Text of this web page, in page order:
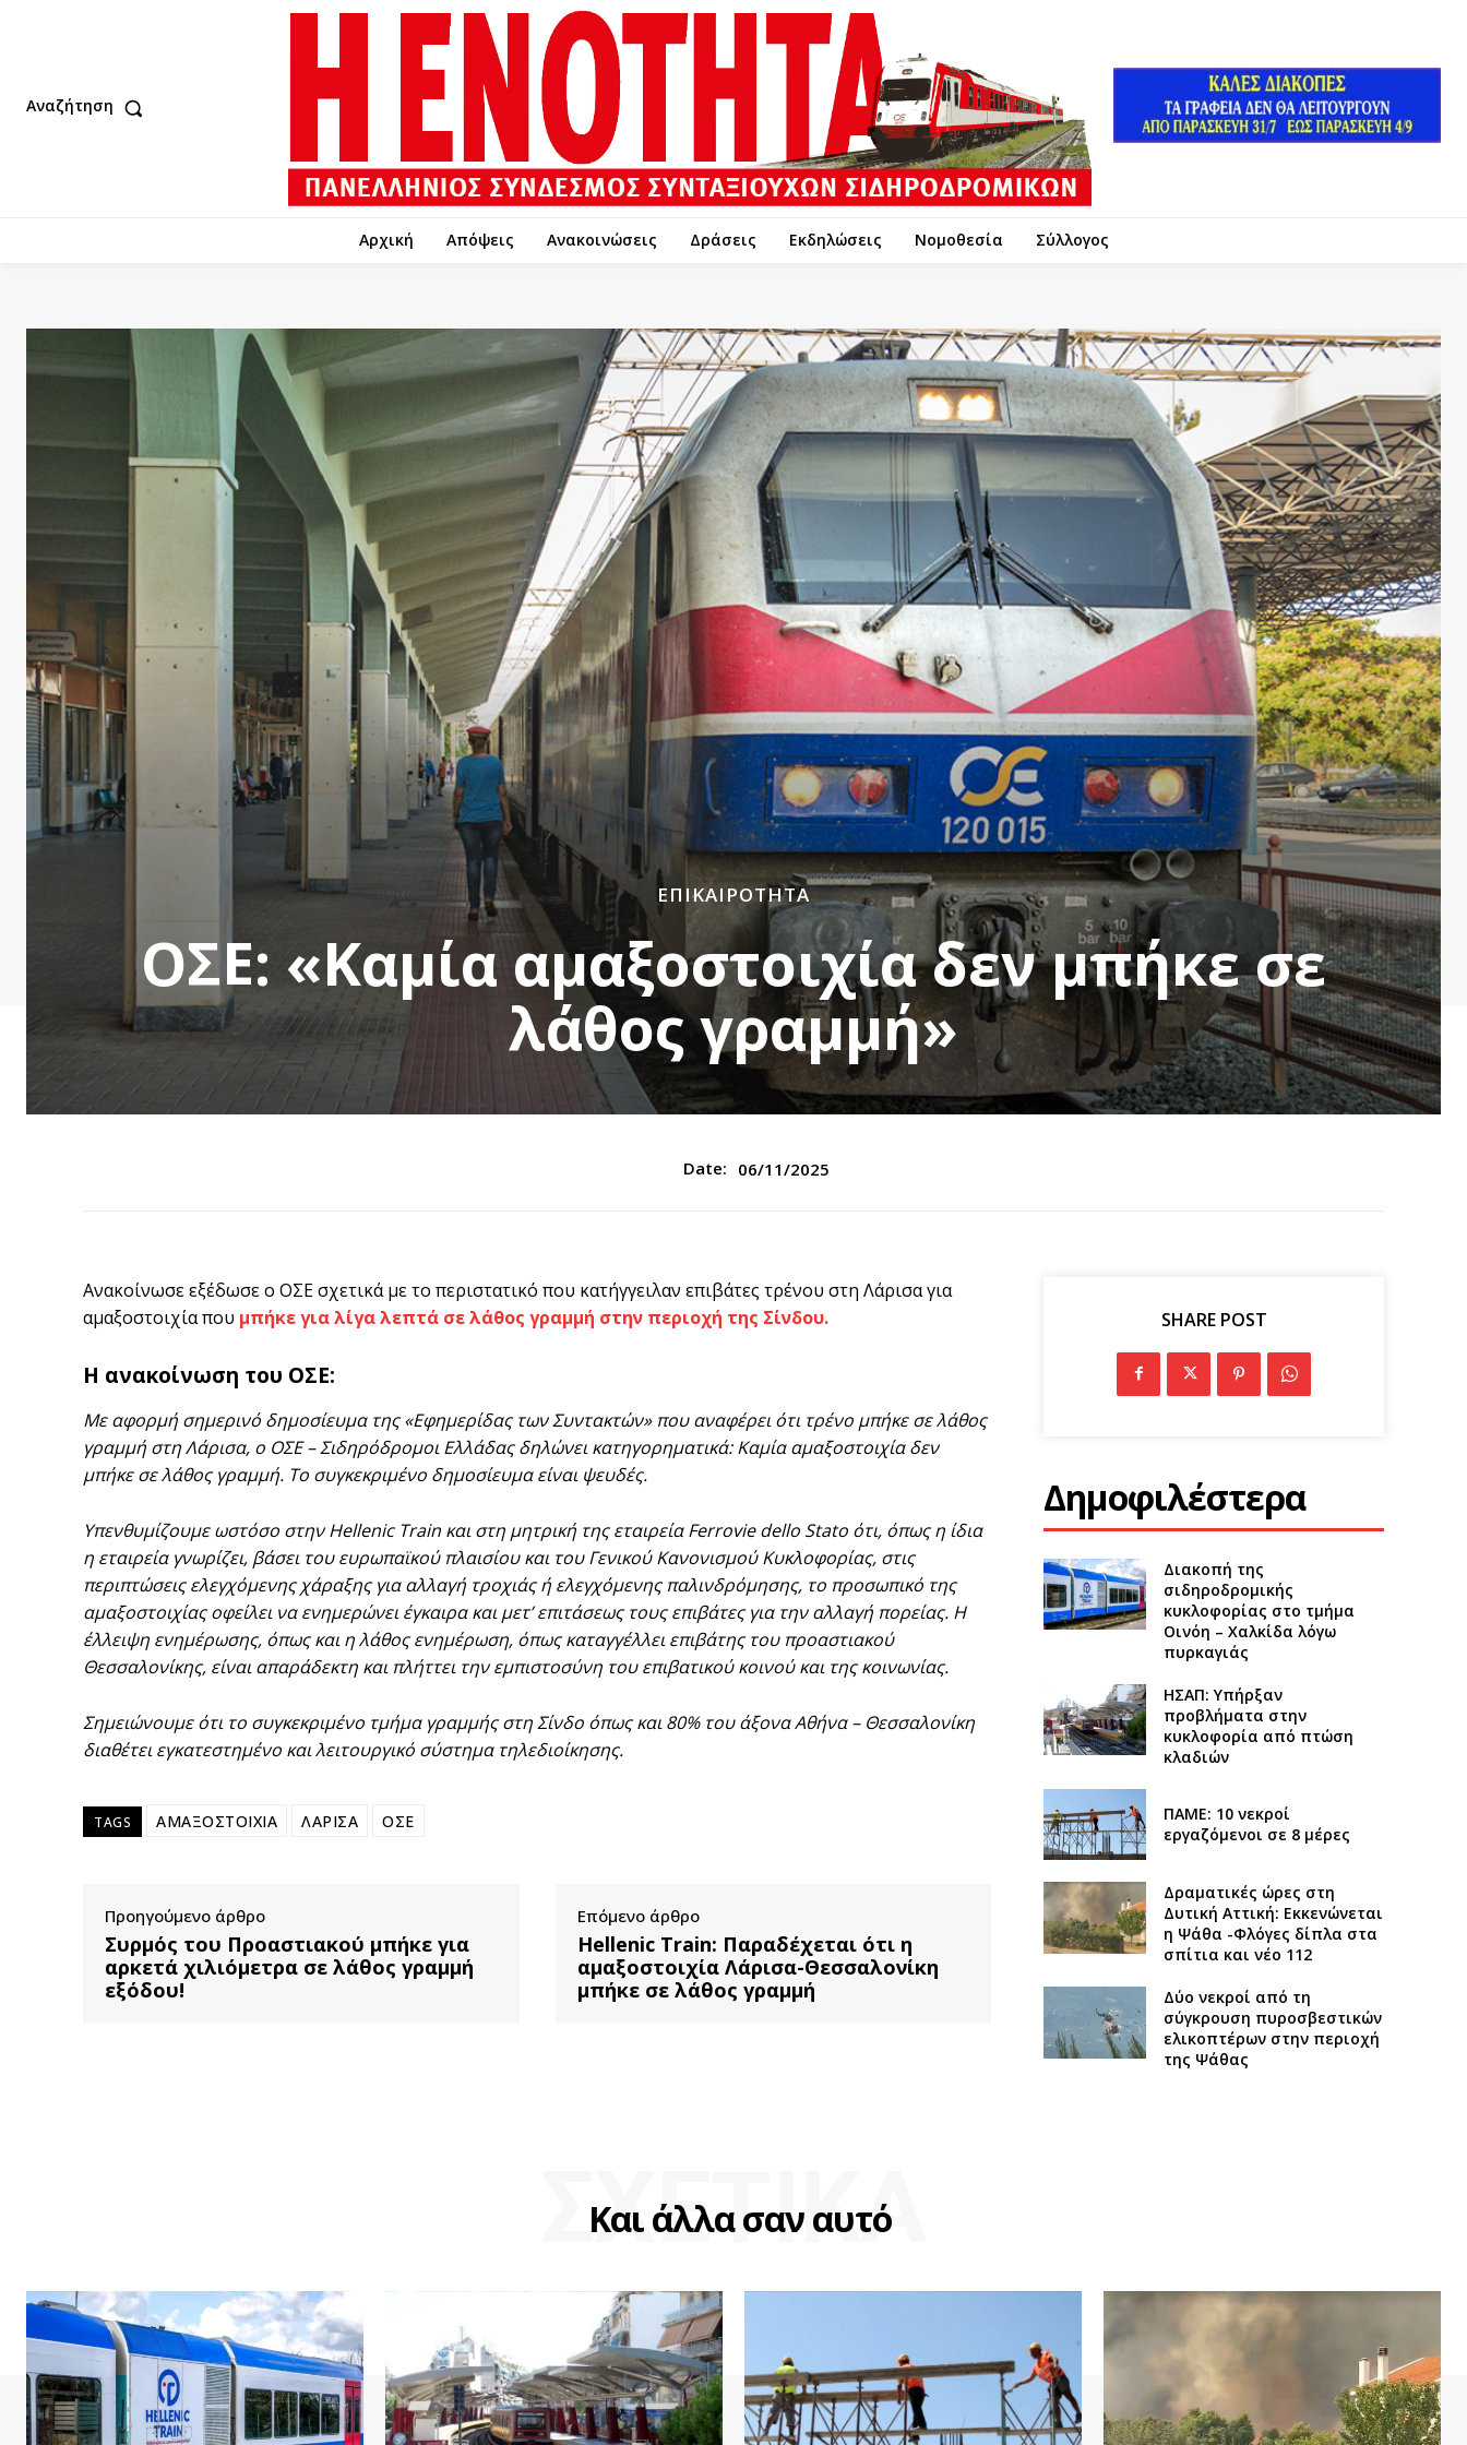
Αναζήτηση
Αρχική Απόψεις Ανακοινώσεις Δράσεις Εκδηλώσεις Νομοθεσία Σύλλογος
ΕΠΙΚΑΙΡΌΤΗΤΑ
ΟΣΕ: «Καμία αμαξοστοιχία δεν μπήκε σε
λάθος γραμμή»
Date: 06/11/2025
Ανακοίνωσε εξέδωσε ο ΟΣΕ σχετικά με το περιστατικό που κατήγγειλαν επιβάτες τρένου στη Λάρισα για
αμαξοστοιχία που μπήκε για λίγα λεπτά σε λάθος γραμμή στην περιοχή της Σίνδου.
Η ανακοίνωση του ΟΣΕ:
Με αφορμή σημερινό δημοσίευμα της «Εφημερίδας των Συντακτών» που αναφέρει ότι τρένο μπήκε σε λάθος
γραμμή στη Λάρισα, ο ΟΣΕ – Σιδηρόδρομοι Ελλάδας δηλώνει κατηγορηματικά: Καμία αμαξοστοιχία δεν
μπήκε σε λάθος γραμμή. Το συγκεκριμένο δημοσίευμα είναι ψευδές.
Υπενθυμίζουμε ωστόσο στην Hellenic Train και στη μητρική της εταιρεία Ferrovie dello Stato ότι, όπως η ίδια
η εταιρεία γνωρίζει, βάσει του ευρωπαϊκού πλαισίου και του Γενικού Κανονισμού Κυκλοφορίας, στις
περιπτώσεις ελεγχόμενης χάραξης για αλλαγή τροχιάς ή ελεγχόμενης παλινδρόμησης, το προσωπικό της
αμαξοστοιχίας οφείλει να ενημερώνει έγκαιρα και μετ’ επιτάσεως τους επιβάτες για την αλλαγή πορείας. Η
έλλειψη ενημέρωσης, όπως και η λάθος ενημέρωση, όπως καταγγέλλει επιβάτης του προαστιακού
Θεσσαλονίκης, είναι απαράδεκτη και πλήττει την εμπιστοσύνη του επιβατικού κοινού και της κοινωνίας.
Σημειώνουμε ότι το συγκεκριμένο τμήμα γραμμής στη Σίνδο όπως και 80% του άξονα Αθήνα – Θεσσαλονίκη
διαθέτει εγκατεστημένο και λειτουργικό σύστημα τηλεδιοίκησης.
TAGS ΑΜΑΞΟΣΤΟΙΧΙΑ ΛΑΡΙΣΑ ΟΣΕ
Προηγούμενο άρθρο
Συρμός του Προαστιακού μπήκε για
αρκετά χιλιόμετρα σε λάθος γραμμή
εξόδου!
Επόμενο άρθρο
Hellenic Train: Παραδέχεται ότι η
αμαξοστοιχία Λάρισα-Θεσσαλονίκη
μπήκε σε λάθος γραμμή
SHARE POST
Δημοφιλέστερα
Διακοπή της
σιδηροδρομικής
κυκλοφορίας στο τμήμα
Οινόη – Χαλκίδα λόγω
πυρκαγιάς
ΗΣΑΠ: Υπήρξαν
προβλήματα στην
κυκλοφορία από πτώση
κλαδιών
ΠΑΜΕ: 10 νεκροί
εργαζόμενοι σε 8 μέρες
Δραματικές ώρες στη
Δυτική Αττική: Εκκενώνεται
η Ψάθα -Φλόγες δίπλα στα
σπίτια και νέο 112
Δύο νεκροί από τη
σύγκρουση πυροσβεστικών
ελικοπτέρων στην περιοχή
της Ψάθας
Και άλλα σαν αυτό
ΣΧΕΤΙΚΑ